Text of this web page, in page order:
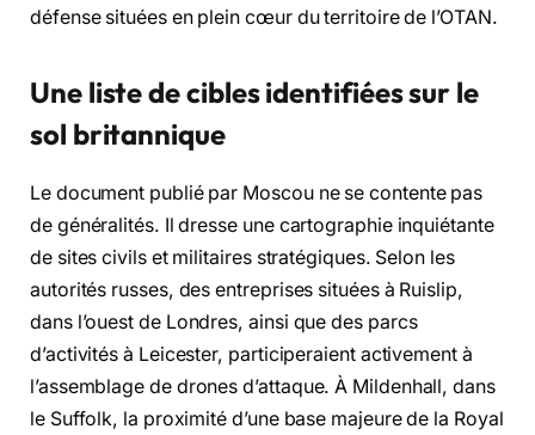
défense situées en plein cœur du territoire de l’OTAN.
Une liste de cibles identifiées sur le
sol britannique
Le document publié par Moscou ne se contente pas
de généralités. Il dresse une cartographie inquiétante
de sites civils et militaires stratégiques. Selon les
autorités russes, des entreprises situées à Ruislip,
dans l’ouest de Londres, ainsi que des parcs
d’activités à Leicester, participeraient activement à
l’assemblage de drones d’attaque. À Mildenhall, dans
le Suffolk, la proximité d’une base majeure de la Royal